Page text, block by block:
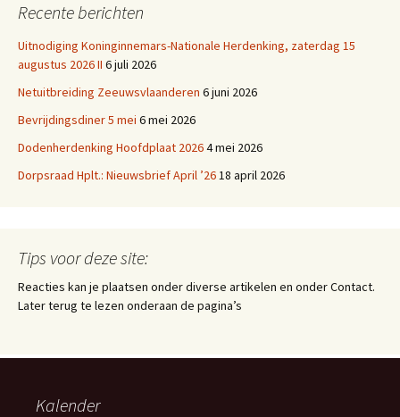
Recente berichten
Uitnodiging Koninginnemars-Nationale Herdenking, zaterdag 15
augustus 2026 II 6 juli 2026
Netuitbreiding Zeeuwsvlaanderen 6 juni 2026
Bevrijdingsdiner 5 mei 6 mei 2026
Dodenherdenking Hoofdplaat 20264 mei 2026
Dorpsraad Hplt.: Nieuwsbrief April ’2618 april 2026
Tips voor deze site:
Reacties kan je plaatsen onder diverse artikelen en onder Contact.
Later terug te lezen onderaan de pagina’s
Kalender